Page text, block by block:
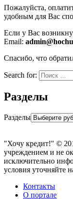
Пожалуйста,
удобным для Вас
Если у Вас
Email: a
Спасибо, что
Search for:
Разделы
Разделы
"Хочу кредит!" ©
учреждением и не
исключительно
условия уточняйте
Контакты
О портале